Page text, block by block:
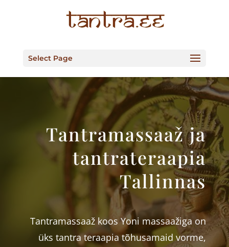
Select Page
Tantramassaaž ja
tantrateraapia
Tallinnas
Tantramassaaž koos Yoni massaažiga on
üks tantra teraapia tõhusamaid vorme,